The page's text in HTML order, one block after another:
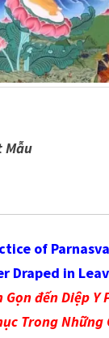
Mẫu
of
Draped in
Gọn đến Diệp Y
Trong Những